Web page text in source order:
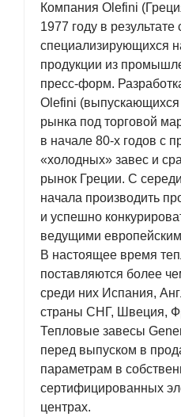
Компания Olefini
1977 году в
специализирующихся
продукции из
пресс-форм.
Olefini (выпускающихся
рынка под торговой
в начале 80-х годов с
«холодных» завес и
рынок Греции. С
начала производить
и успешно
ведущими
В настоящее время
поставляются более
среди них Испания,
страны СНГ, Швеция,
Тепловые завесы
перед выпуском в
параметрам в
сертифицированных
центрах.